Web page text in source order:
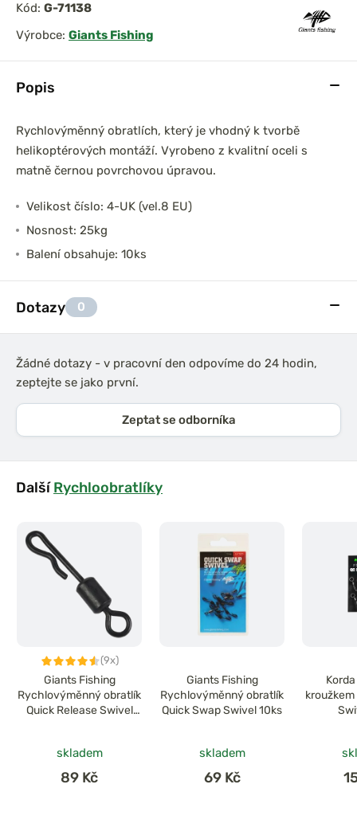
Popis
Rychlovýměnný obratlích, který je vhodný k tvorbě
helikoptérových montáží. Vyrobeno z kvalitní oceli s
matně černou povrchovou úpravou.
Velikost číslo: 4-UK (vel.8 EU)
Nosnost: 25kg
Balení obsahuje: 10ks
Dotazy 0
Žádné dotazy - v pracovní den odpovíme do 24 hodin,
zeptejte se jako první.
Zeptat se odborníka
DalšíRychloobratlíky
(9x)
Giants Fishing
Rychlovýměnný obratlík
Quick Release Swivel
skladem
89 Kč
Giants Fishing
Rychlovýměnný obratlík
Quick Swap Swivel 10ks
skladem
69 Kč
kroužkem
Kód: G-71138
Výrobce: Giants Fishing